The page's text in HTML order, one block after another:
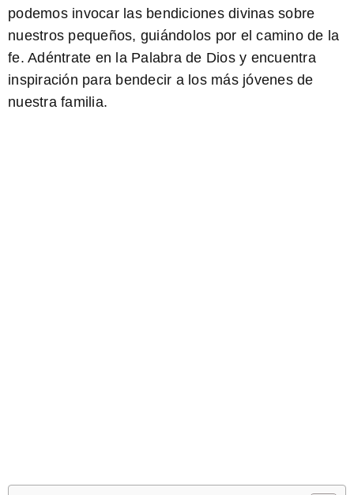
podemos invocar las bendiciones divinas sobre
nuestros pequeños, guiándolos por el camino de la
fe. Adéntrate en la Palabra de Dios y encuentra
inspiración para bendecir a los más jóvenes de
nuestra familia.